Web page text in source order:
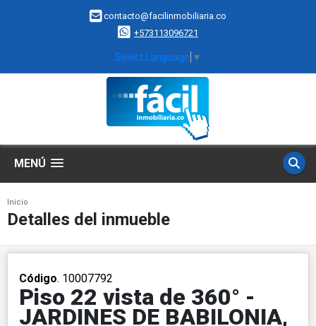
contacto@facilinmobiliaria.co
+573113096721
Select Language ▼
MENÚ
Inicio
Detalles del inmueble
Código. 10007792
Piso 22 vista de 360° -
JARDINES DE BABILONIA,